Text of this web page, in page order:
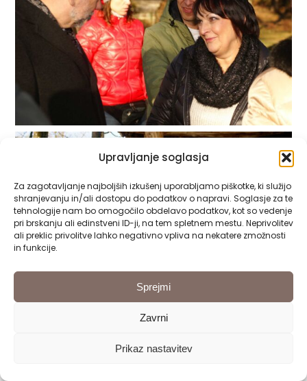
Upravljanje soglasja
Za zagotavljanje najboljših izkušenj uporabljamo piškotke, ki služijo
shranjevanju in/ali dostopu do podatkov o napravi. Soglasje za te
tehnologije nam bo omogočilo obdelavo podatkov, kot so vedenje
pri brskanju ali edinstveni ID-ji, na tem spletnem mestu. Neprivolitev
ali preklic privolitve lahko negativno vpliva na nekatere zmožnosti
in funkcije.
Sprejmi
Zavrni
Prikaz nastavitev